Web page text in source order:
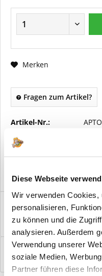
Diese Webseite
Wir verwenden Cookies,
personalisieren,
zu können und die
analysieren. Außerdem
Verwendung unserer
soziale Medien,
Partner führen diese
Merken
Fragen zum Artikel?
Artikel-Nr.:
Vorteile
Windfangelemente online
einbaufertig bestellen. In
Bewertungen
0
Bewertungen lesen,